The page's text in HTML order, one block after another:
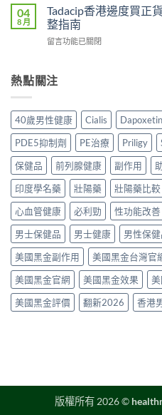
時
解
決
與
早
問
題〉
中
幾
時
食
正
法
一
次
講
楚〉
中
真
相：
有
用
心
用？
2026
香
港
家
實
測
評
價〉
中
而
鋼
副
作
整
2026：
常
見
副
用、
安
全
服
用
方
法
與
正
貨
購
買
04
8 月
Tadacip香港邊度買正
整指南
在
港
邊
買
正
貨？
2026
年
購
買
渠
道
＋
價
錢
完
整
指
南〉
中
留言功能已關閉
熱點關注
40歲男性健康 Cialis
PDE5抑制劑
PE治療 Priligy
保健品
前列腺健康 副作用
印度學名藥
壯陽藥 壯陽藥比較
心血管健康
必利勁 性功能改善
男士保健品
男士健康 男性保健
美國黑金副作用
美國黑金台灣官
美國黑金官網
美國黑金效果
美國黑金評價
翻新2026 香港
版權所有 2026 ©